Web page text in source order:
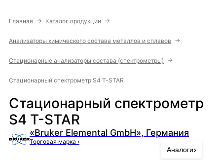
Главная → Каталог продукции →
Анализаторы химического состава металлов и сплавов →
Стационарные анализаторы состава (спектрометры) →
Стационарный спектрометр S4 T-STAR
Стационарный спектрометр
S4 T-STAR
«Bruker Elemental GmbH», Германия
Торговая марка ›
Аналоги›